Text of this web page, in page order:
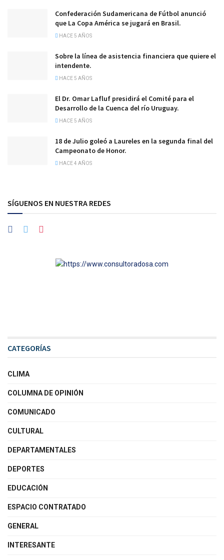
Confederación Sudamericana de Fútbol anunció
que La Copa América se jugará en Brasil.
HACE 5 AÑOS
Sobre la línea de asistencia financiera que quiere el
intendente.
HACE 5 AÑOS
El Dr. Omar Lafluf presidirá el Comité para el
Desarrollo de la Cuenca del río Uruguay.
HACE 5 AÑOS
18 de Julio goleó a Laureles en la segunda final del
Campeonato de Honor.
HACE 4 AÑOS
SÍGUENOS EN NUESTRA REDES
CATEGORÍAS
CLIMA
COLUMNA DE OPINIÓN
COMUNICADO
CULTURAL
DEPARTAMENTALES
DEPORTES
EDUCACIÓN
ESPACIO CONTRATADO
GENERAL
INTERESANTE